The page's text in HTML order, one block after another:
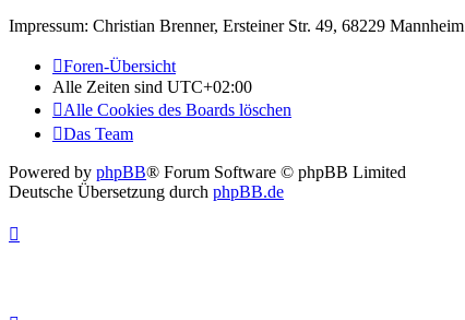
Impressum: Christian Brenner, Ersteiner Str. 49, 68229 Mannheim
Foren-Übersicht
Alle Zeiten sind UTC+02:00
Alle Cookies des Boards löschen
Das Team
Powered by phpBB® Forum Software © phpBB Limited
Deutsche Übersetzung durch phpBB.de